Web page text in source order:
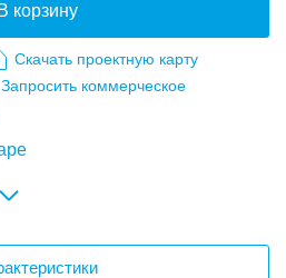
В корзину
Скачать проектную карту
Запросить коммерческое